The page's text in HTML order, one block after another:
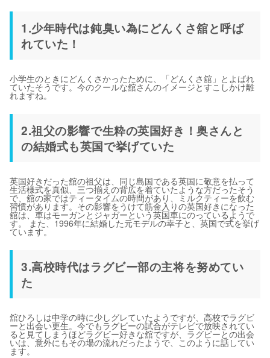
1.少年時代は鈍臭い為にどんくさ舘と呼ば
れていた！
小学生のときにどんくさかったために、「どんくさ舘」とよばれ
ていたそうです。今のクールな舘さんのイメージとすこしかけ離
れますね。
2.祖父の影響で生粋の英国好き！奥さんと
の結婚式も英国で挙げていた
英国好きだった舘の祖父は、同じ島国である英国に敬意を払って
生活様式を真似、三つ揃えの背広を着ていたような方だったそう
で、舘の家ではティータイムの時間があり、ミルクティーを飲む
習慣があります。その影響をうけて筋金入りの英国好きになった
舘は、車はモーガンとジャガーという英国車にのっているようで
す。 また、1996年に結婚した元モデルの幸子と、英国で式を挙げ
ています。
3.高校時代はラグビー部の主将を努めてい
た
舘ひろしは中学の時に少しグレていたようですが、高校でラグビ
ーと出会い更生。今でもラグビーの試合がテレビで放映されてい
ると見てしまうほどラグビー好きな舘ですが、ラグビーとの出会
いは、意外にもその場の流れだったようで、このように話してい
ます。